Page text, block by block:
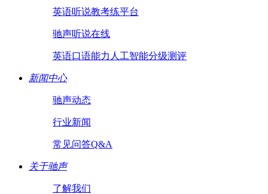
英语听说教考练平台
驰声听说在线
英语口语能力人工智能分级测评
新闻中心
驰声动态
行业新闻
常见问答Q&A
关于驰声
了解我们